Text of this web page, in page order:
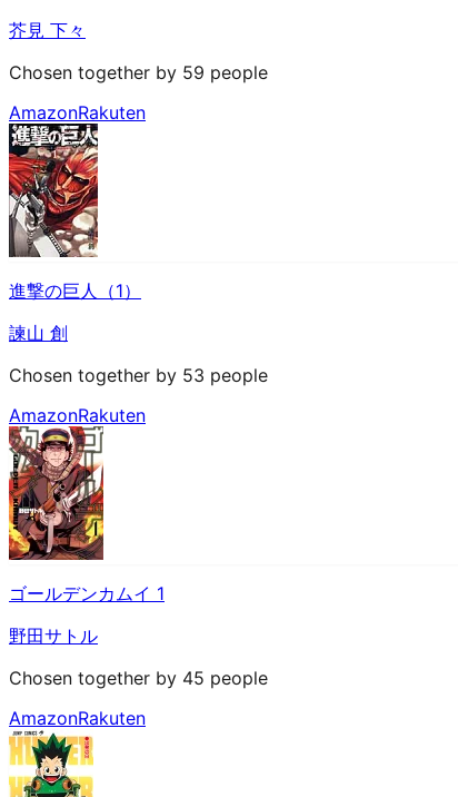
芥見 下々
Chosen together by 59 people
AmazonRakuten
進撃の巨人（1）
諫山 創
Chosen together by 53 people
AmazonRakuten
ゴールデンカムイ 1
野田サトル
Chosen together by 45 people
AmazonRakuten